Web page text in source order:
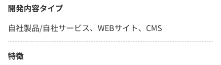
開発内容タイプ
自社製品/自社サービス、WEBサイト、CMS
特徴